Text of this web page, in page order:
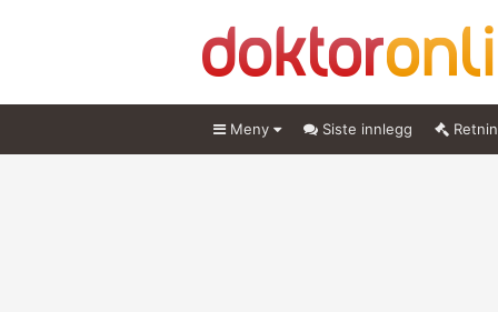
Meny Siste innlegg